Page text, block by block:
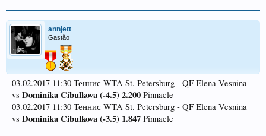
annjett
Gastão
03.02.2017 11:30 Теннис WTA St. Petersburg - QF Elena Vesnina
vs Dominika Cibulkova (-4.5) 2.200 Pinnacle
03.02.2017 11:30 Теннис WTA St. Petersburg - QF Elena Vesnina
vs Dominika Cibulkova (-3.5) 1.847 Pinnacle